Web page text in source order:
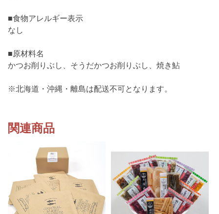
■食物アレルギー表示
なし
■原材料名
かつお削りぶし、そうだかつお削りぶし、焼き鮎
※北海道・沖縄・離島は配送不可となります。
関連商品